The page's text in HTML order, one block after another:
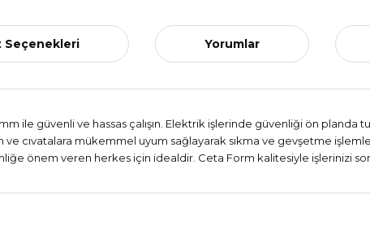
Seçenekleri Yorumlar
ile güvenli ve hassas çalışın. Elektrik işlerinde güvenliği ön
ve cıvatalara mükemmel uyum sağlayarak sıkma ve gevşetme
önem veren herkes için idealdir. Ceta Form kalitesiyle işlerinizi